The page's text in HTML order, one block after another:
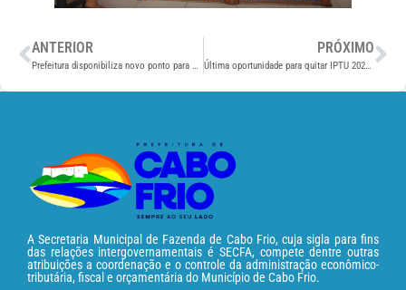
ANTERIOR
Prefeitura disponibiliza novo ponto para emissão do boleto do IPTU em Tamoios
PRÓXIMO
Última oportunidade para quitar IPTU 2021 com desconto vence dia 19
A Secretaria Municipal de Fazenda de Cabo Frio, cuja sigla para fins
das relações intergovernamentais é SECFA, compete dentre outras
atribuições a coordenação e o controle da administração econômico-
tributária, fiscal e orçamentária do Município de Cabo Frio.